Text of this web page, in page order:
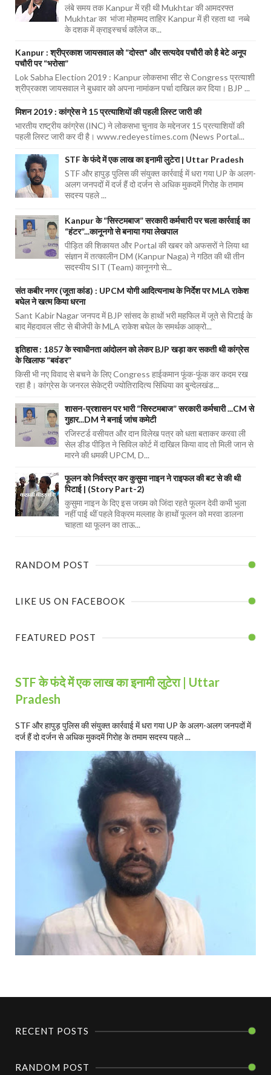
लंबे समय तक Kanpur में रही थी Mukhtar की आमदरफ्त
Mukhtar का भांजा मोहम्मद ताहिर Kanpur में ही रहता था नब्बे
के दशक में क्राइस्चर्च कॉलेज क...
Kanpur : श्रीप्रकाश जायसवाल को “दोस्त" और सत्यदेव पचौरी को है बेटे अनूप
पचौरी पर “भरोसा”
Lok Sabha Election 2019 : Kanpur लोकसभा सीट से Congress प्रत्याशी
श्रीप्रकाश जायसवाल ने बुधवार को अपना नामांकन पर्चा दाखिल कर दिया। BJP ...
मिशन 2019 : कांग्रेस ने 15 प्रत्याशियों की पहली लिस्ट जारी की
भारतीय राष्ट्रीय कांग्रेस (INC) ने लोकसभा चुनाव के मद्देनजर 15 प्रत्याशियों की
पहली लिस्ट जारी कर दी है। www.redeyestimes.com (News Portal...
STF के फंदे में एक लाख का इनामी लुटेरा | Uttar Pradesh
STF और हापुड़ पुलिस की संयुक्त कार्रवाई में धरा गया UP के अलग-
अलग जनपदों में दर्ज हैं दो दर्जन से अधिक मुकदमें गिरोह के तमाम
सदस्य पहले ...
Kanpur के “सिस्टमबाज” सरकारी कर्मचारी पर चला कार्रवाई का
“हंटर”...कानूनगो से बनाया गया लेखपाल
पीड़ित की शिकायत और Portal की खबर को अफसरों ने लिया था
संज्ञान में तत्कालीन DM (Kanpur Naga) ने गठित की थी तीन
सदस्यीय SIT (Team) कानूनगो से...
संत कबीर नगर (जूता कांड) : UPCM योगी आदित्यनाथ के निर्देश पर MLA राकेश
बघेल ने खत्म किया धरना
Sant Kabir Nagar जनपद में BJP सांसद के हाथों भरी महफिल में जूते से पिटाई के
बाद मेंहदावल सीट से बीजेपी के MLA राकेश बघेल के समर्थक आक्रो...
इतिहास : 1857 के स्वाधीनता आंदोलन को लेकर BJP खड़ा कर सकती थी कांग्रेस
के खिलाफ “बवंडर”
किसी भी नए विवाद से बचने के लिए Congress हाईकमान फूंक-फूंक कर कदम रख
रहा है। कांग्रेस के जनरल सेकेट्री ज्योतिरादित्य सिंधिया का बुन्देलखंड...
शासन-प्रशासन पर भारी “सिस्टमबाज” सरकारी कर्मचारी ...CM से
गुहार...DM ने बनाई जांच कमेटी
रजिस्टर्ड वसीयत और दान विलेख पत्र को धता बताकर करवा ली
सेल डीड पीड़ित ने सिविल कोर्ट में दाखिल किया वाद तो मिली जान से
मारने की धमकी UPCM, D...
फूलन को निर्वस्त्र कर कुसुमा नाइन ने राइफल की बट से की थी
पिटाई | (Story Part-2)
कुसुमा नाइन के दिए इस जख्म को जिंदा रहते फूलन देवी कभी भुला
नहीं पाई थीं पहले विक्रम मल्लाह के हाथों फूलन को मरवा डालना
चाहता था फूलन का ताऊ...
RANDOM POST
LIKE US ON FACEBOOK
FEATURED POST
STF के फंदे में एक लाख का इनामी लुटेरा | Uttar
Pradesh
STF और हापुड़ पुलिस की संयुक्त कार्रवाई में धरा गया UP के अलग-अलग जनपदों में
दर्ज हैं दो दर्जन से अधिक मुकदमें गिरोह के तमाम सदस्य पहले ...
RECENT POSTS
RANDOM POST